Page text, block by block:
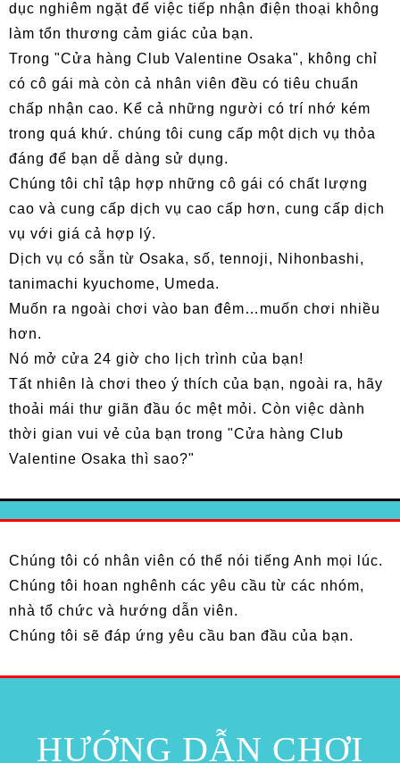
dục nghiêm ngặt để việc tiếp nhận điện thoại không
làm tổn thương cảm giác của bạn.
Trong "Cửa hàng Club Valentine Osaka", không chỉ
có cô gái mà còn cả nhân viên đều có tiêu chuẩn
chấp nhận cao. Kể cả những người có trí nhớ kém
trong quá khứ. chúng tôi cung cấp một dịch vụ thỏa
đáng để bạn dễ dàng sử dụng.
Chúng tôi chỉ tập hợp những cô gái có chất lượng
cao và cung cấp dịch vụ cao cấp hơn, cung cấp dịch
vụ với giá cả hợp lý.
Dịch vụ có sẵn từ Osaka, số, tennoji, Nihonbashi,
tanimachi kyuchome, Umeda.
Muốn ra ngoài chơi vào ban đêm…muốn chơi nhiều
hơn.
Nó mở cửa 24 giờ cho lịch trình của bạn!
Tất nhiên là chơi theo ý thích của bạn, ngoài ra, hãy
thoải mái thư giãn đầu óc mệt mỏi. Còn việc dành
thời gian vui vẻ của bạn trong "Cửa hàng Club
Valentine Osaka thì sao?"
Chúng tôi có nhân viên có thể nói tiếng Anh mọi lúc.
Chúng tôi hoan nghênh các yêu cầu từ các nhóm,
nhà tổ chức và hướng dẫn viên.
Chúng tôi sẽ đáp ứng yêu cầu ban đầu của bạn.
HƯỚNG DẪN CHƠI